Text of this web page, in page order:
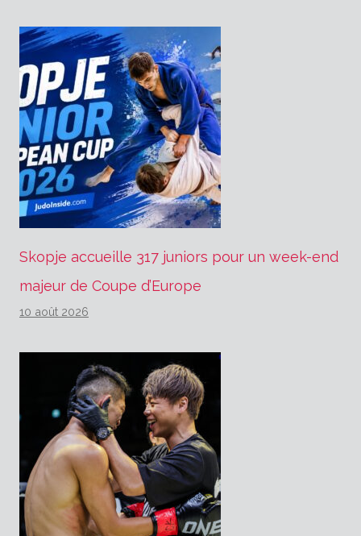
Skopje accueille 317 juniors pour un week-end
majeur de Coupe d’Europe
10 août 2026